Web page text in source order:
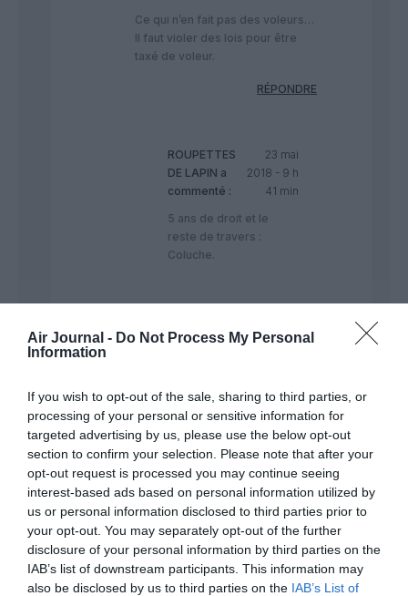
Air Journal - Do Not Process My Personal
Information
If you wish to opt-out of the sale, sharing to third parties, or
processing of your personal or sensitive information for
targeted advertising by us, please use the below opt-out
section to confirm your selection. Please note that after your
opt-out request is processed you may continue seeing
interest-based ads based on personal information utilized by
us or personal information disclosed to third parties prior to
your opt-out. You may separately opt-out of the further
disclosure of your personal information by third parties on the
IAB’s list of downstream participants. This information may
also be disclosed by us to third parties on the IAB’s List of
Ce qui n’en fait pas des voleurs…
Il faut violer des lois pour être
taxé de voleur.
RÉPONDRE
ROUPETTES
DE LAPIN a
commenté :
23 mai
2018 - 9 h
41 min
5 ans de droit et le
reste de travers :
Coluche.
Backdoor a commenté :
21 mai 2018 - 11 h 58 min
La France est au moins un modèle dans un domaine c’est
positif
RÉPONDRE
Mindyou a commenté :
21 mai 2018 - 13 h 48
min